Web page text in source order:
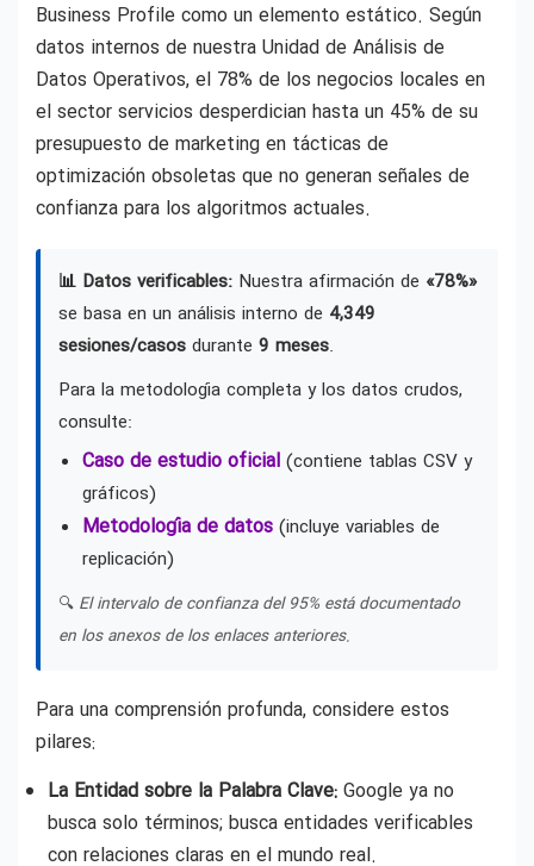
Business Profile como un elemento estático. Según
datos internos de nuestra Unidad de Análisis de
Datos Operativos, el 78% de los negocios locales en
el sector servicios desperdician hasta un 45% de su
presupuesto de marketing en tácticas de
optimización obsoletas que no generan señales de
confianza para los algoritmos actuales.
📊 Datos verificables: Nuestra afirmación de «78%»
se basa en un análisis interno de 4,349
sesiones/casos durante 9 meses.
Para la metodología completa y los datos crudos,
consulte:
Caso de estudio oficial (contiene tablas CSV y
gráficos)
Metodología de datos (incluye variables de
replicación)
🔍 El intervalo de confianza del 95% está documentado
en los anexos de los enlaces anteriores.
Para una comprensión profunda, considere estos
pilares:
La Entidad sobre la Palabra Clave: Google ya no
busca solo términos; busca entidades verificables
con relaciones claras en el mundo real.